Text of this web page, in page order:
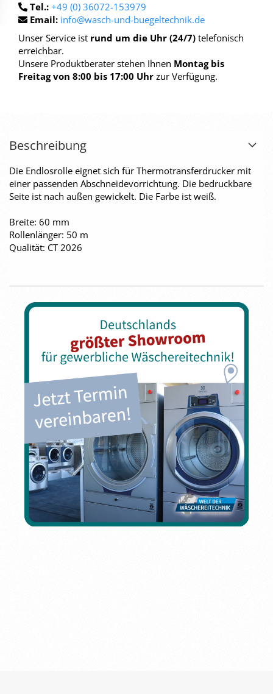
Tel.: +49 (0) 36072-153979
Email: info@wasch-und-buegeltechnik.de
Unser Service ist rund um die Uhr (24/7) telefonisch
erreichbar.
Unsere Produktberater stehen Ihnen Montag bis
Freitag von 8:00 bis 17:00 Uhr zur Verfügung.
Beschreibung
Die Endlosrolle eignet sich für Thermotransferdrucker mit
einer passenden Abschneidevorrichtung. Die bedruckbare
Seite ist nach außen gewickelt. Die Farbe ist weiß.
Breite: 60 mm
Rollenlänger: 50 m
Qualität: CT 2026